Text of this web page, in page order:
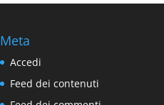
Meta
Accedi
Feed dei contenuti